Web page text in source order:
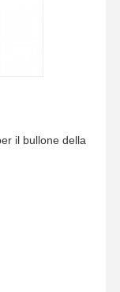
il bullone della